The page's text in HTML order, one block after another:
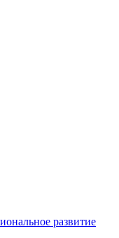
развитие